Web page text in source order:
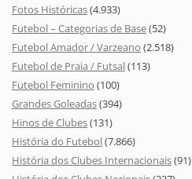
Fotos Históricas(4.933)
Futebol – Categorias de Base(52)
Futebol Amador / Varzeano (2.518)
Futebol de Praia / Futsal(113)
Futebol Feminino (100)
Grandes Goleadas(394)
Hinos de Clubes(131)
História do Futebol(7.866)
História dos Clubes Internacionais(91)